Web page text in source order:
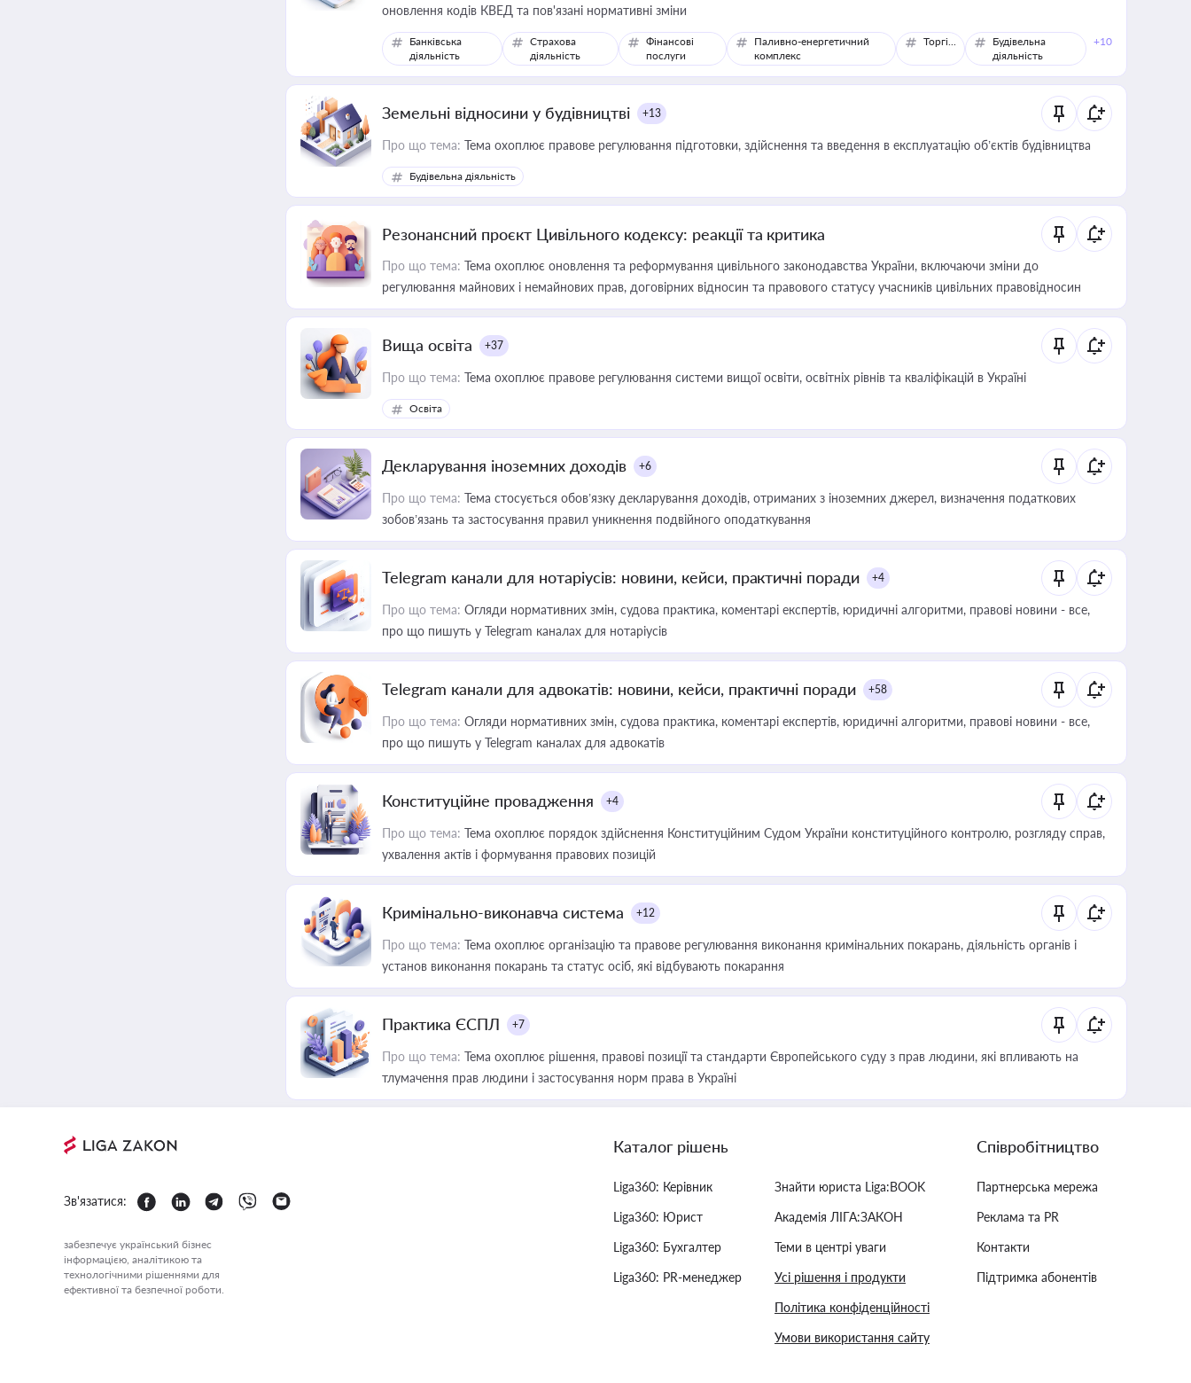
оновлення кодів КВЕД та пов'язані нормативні зміни
Банківська
діяльність
Страхова
діяльність
Фінансові
послуги
Паливно-енергетичний
комплекс
Торгівля
Будівельна
діяльність
+10
Земельні відносини у будівництві +13
Про що тема: Тема охоплює правове регулювання підготовки, здійснення та введення в експлуатацію об’єктів будівництва
Будівельна діяльність
Резонансний проєкт Цивільного кодексу: реакції та критика
Про що тема: Тема охоплює оновлення та реформування цивільного законодавства України, включаючи зміни до
регулювання майнових і немайнових прав, договірних відносин та правового статусу учасників цивільних правовідносин
Вища освіта +37
Про що тема: Тема охоплює правове регулювання системи вищої освіти, освітніх рівнів та кваліфікацій в Україні
Освіта
Декларування іноземних доходів +6
Про що тема: Тема стосується обов’язку декларування доходів, отриманих з іноземних джерел, визначення податкових
зобов’язань та застосування правил уникнення подвійного оподаткування
Telegram канали для нотаріусів: новини, кейси, практичні поради +4
Про що тема: Огляди нормативних змін, судова практика, коментарі експертів, юридичні алгоритми, правові новини - все,
про що пишуть у Telegram каналах для нотаріусів
Telegram канали для адвокатів: новини, кейси, практичні поради +58
Про що тема: Огляди нормативних змін, судова практика, коментарі експертів, юридичні алгоритми, правові новини - все,
про що пишуть у Telegram каналах для адвокатів
Конституційне провадження +4
Про що тема: Тема охоплює порядок здійснення Конституційним Судом України конституційного контролю, розгляду справ,
ухвалення актів і формування правових позицій
Кримінально-виконавча система +12
Про що тема: Тема охоплює організацію та правове регулювання виконання кримінальних покарань, діяльність органів і
установ виконання покарань та статус осіб, які відбувають покарання
Практика ЄСПЛ +7
Про що тема: Тема охоплює рішення, правові позиції та стандарти Європейського суду з прав людини, які впливають на
тлумачення прав людини і застосування норм права в Україні
Зв'язатися:
забезпечує український бізнес
інформацією, аналітикою та
технологічними рішеннями для
ефективної та безпечної роботи.
Каталог рішень
Liga360: Керівник
Liga360: Юрист
Liga360: Бухгалтер
Liga360: PR-менеджер
Знайти юриста Liga:BOOK
Академія ЛІГА:ЗАКОН
Теми в центрі уваги
Усі рішення і продукти
Політика конфіденційності
Умови використання сайту
Співробітництво
Партнерська мережа
Реклама та PR
Контакти
Підтримка абонентів